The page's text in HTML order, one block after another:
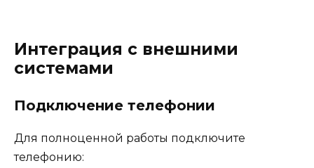
Интеграция с внешними
системами
Подключение телефонии
Для полноценной работы подключите
телефонию: